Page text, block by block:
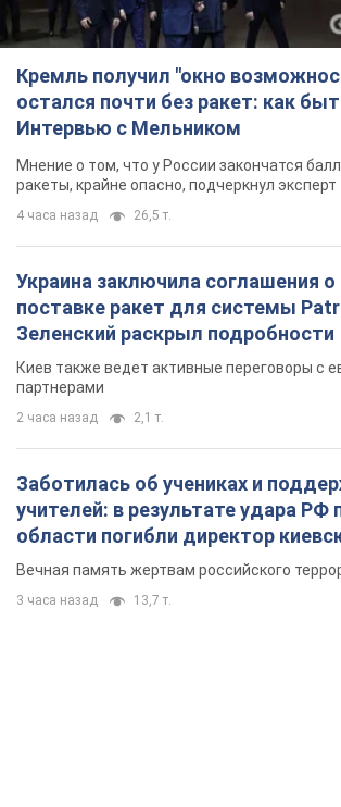
Кремль получил "окно
остался почти без ракет: как
Интервью с Мельником
Мнение о том, что у России закончатся
ракеты, крайне опасно, подчеркнул эксперт
4 часа назад 26,5 т.
Украина заключила соглашения
поставке ракет для системы
Зеленский раскрыл подробности
Киев также ведет активные переговоры с
партнерами
2 часа назад 2,1 т.
Заботилась об учениках и
учителей: в результате удара РФ
области погибли директор
муж и внук
Вечная память жертвам российского
3 часа назад 13,7 т.